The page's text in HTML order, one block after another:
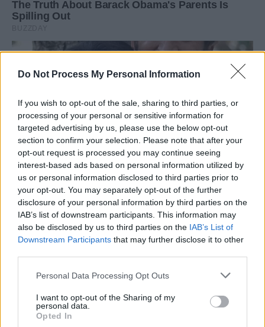
Do Not Process My Personal Information
If you wish to opt-out of the sale, sharing to third parties, or
processing of your personal or sensitive information for
targeted advertising by us, please use the below opt-out
section to confirm your selection. Please note that after your
opt-out request is processed you may continue seeing
interest-based ads based on personal information utilized by
us or personal information disclosed to third parties prior to
your opt-out. You may separately opt-out of the further
disclosure of your personal information by third parties on the
IAB’s list of downstream participants. This information may
also be disclosed by us to third parties on the IAB’s List of
Downstream Participants that may further disclose it to other
Personal Data Processing Opt Outs
I want to opt-out of the Sharing of my
personal data.
Opted In